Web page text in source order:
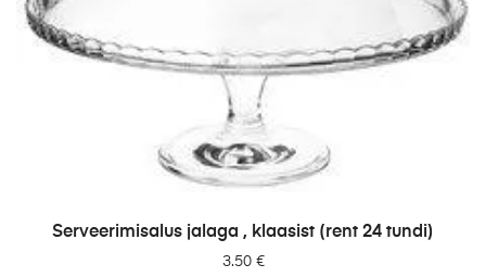
LISA PÄRINGUSSE
Serveerimisalus jalaga , klaasist (rent 24 tundi)
3.50 €